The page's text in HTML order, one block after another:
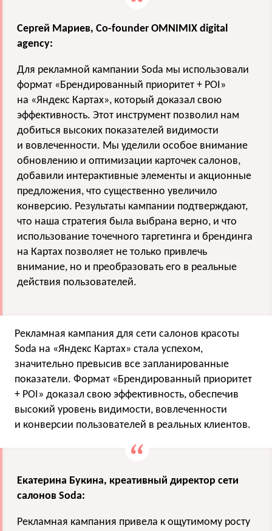
Сергей Мариев, Co-founder OMNIMIX digital
agency:
Для рекламной кампании Soda мы использовали
формат «Брендированный приоритет + POI»
на «Яндекс Картах», который доказал свою
эффективность. Этот инструмент позволил нам
добиться высоких показателей видимости
и вовлеченности. Мы уделили особое внимание
обновлению и оптимизации карточек салонов,
добавили интерактивные элементы и акционные
предложения, что существенно увеличило
конверсию. Результаты кампании подтверждают,
что наша стратегия была выбрана верно, и что
использование точечного таргетинга и брендинга
на Картах позволяет не только привлечь
внимание, но и преобразовать его в реальные
действия пользователей.
Рекламная кампания для сети салонов красоты
Soda на «Яндекс Картах» стала успехом,
значительно превысив все запланированные
показатели. Формат «Брендированный приоритет
+ POI» доказал свою эффективность, обеспечив
высокий уровень видимости, вовлеченности
и конверсии пользователей в реальных клиентов.
Екатерина Букина, креативный директор сети
салонов Soda:
Рекламная кампания привела к ощутимому росту